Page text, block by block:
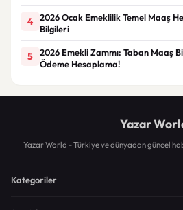
4
2026 Ocak Emeklilik Temel Maaş
Bilgileri
5
2026 Emekli Zammı: Taban Maaş
Ödeme Hesaplama!
Yazar
Yazar World - Türkiye ve dünyadan güncel
Kategoriler